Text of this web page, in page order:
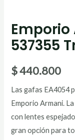
537355
$440.800
Las gafas EA4054
Emporio Armani.
con lentes
gran opción para